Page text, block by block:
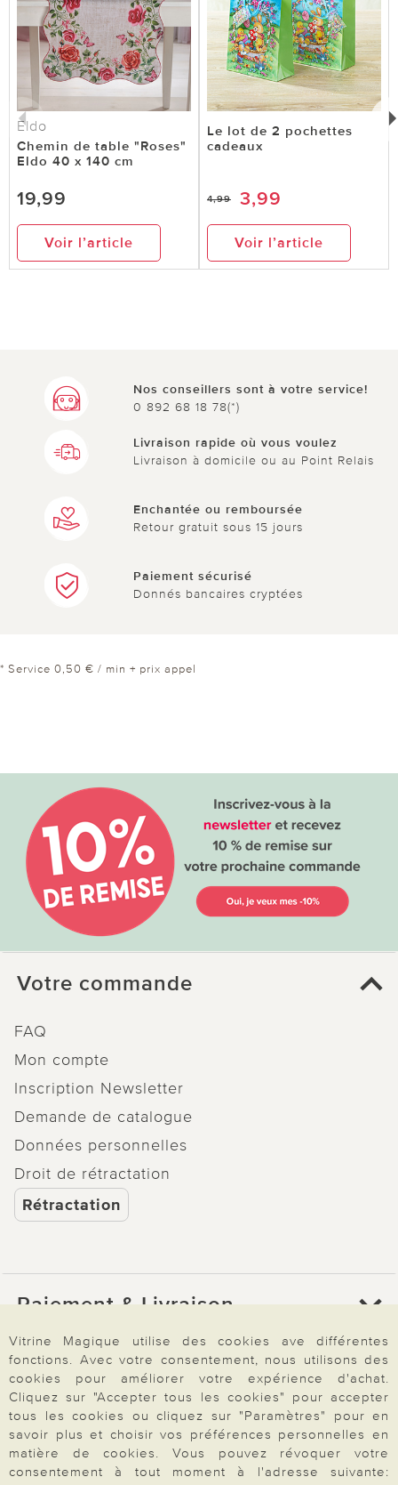
Eldo
Chemin de table "Roses"
Eldo 40 x 140 cm
19,99
Voir l’article
Le lot de 2 pochettes
cadeaux
4,99 3,99
Voir l’article
Nos conseillers sont à votre service!
0 892 68 18 78(*)
Livraison rapide où vous voulez
Livraison à domicile ou au Point Relais
Enchantée ou remboursée
Retour gratuit sous 15 jours
Paiement sécurisé
Donnés bancaires cryptées
* Service 0,50 € / min + prix appel
Votre commande
FAQ
Mon compte
Inscription Newsletter
Demande de catalogue
Données personnelles
Droit de rétractation
Rétractation
Paiement & Livraison
À propos de nous
Besoin d'aide?
Vitrine Magique utilise des cookies ave différentes
fonctions. Avec votre consentement, nous utilisons des
cookies pour améliorer votre expérience d'achat.
Cliquez sur "Accepter tous les cookies" pour accepter
tous les cookies ou cliquez sur "Paramètres" pour en
savoir plus et choisir vos préférences personnelles en
matière de cookies. Vous pouvez révoquer votre
consentement à tout moment à l'adresse suivante: